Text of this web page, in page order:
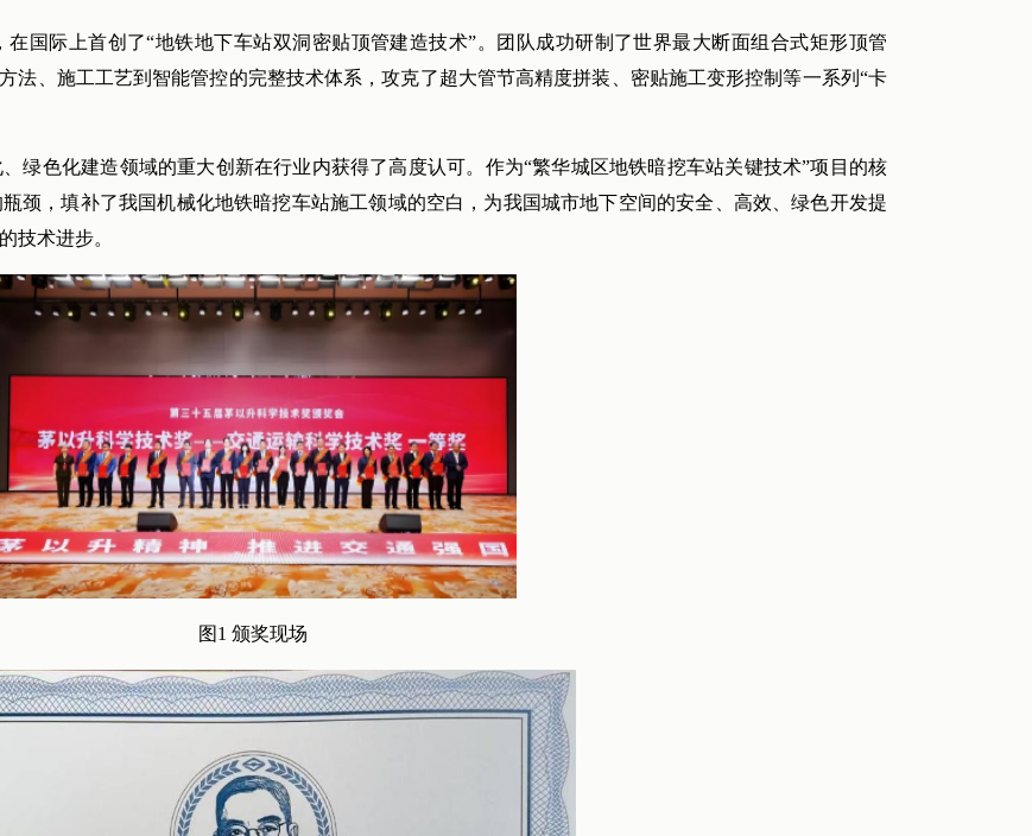
国际上首创了“地铁地下车站双洞密贴顶管建造技术”。团队成功研制了世界最大断面组合式矩形顶管
法、施工工艺到智能管控的完整技术体系，攻克了超大管节高精度拼装、密贴施工变形控制等一系列“卡
绿色化建造领域的重大创新在行业内获得了高度认可。作为“繁华城区地铁暗挖车站关键技术”项目的核
颈，填补了我国机械化地铁暗挖车站施工领域的空白，为我国城市地下空间的安全、高效、绿色开发提
技术进步。
图1 颁奖现场